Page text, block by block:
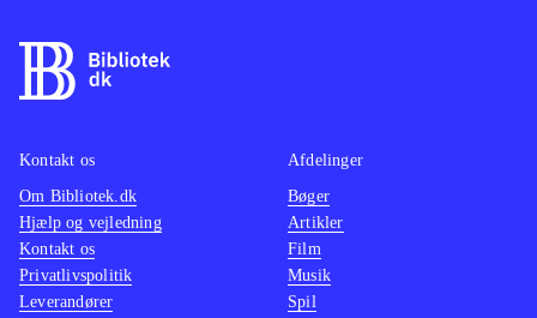
Kontakt os
Om Bibliotek.dk
Hjælp og vejledning
Kontakt os
Privatlivspolitik
Leverandører
Afdelinger
Bøger
Artikler
Film
Musik
Spil